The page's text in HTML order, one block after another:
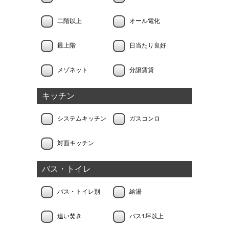
二階以上 オール電化
最上階 日当たり良好
メゾネット 分譲賃貸
キッチン
システムキッチン ガスコンロ
対面キッチン
バス・トイレ
バス・トイレ別 給湯
追い焚き バス1坪以上